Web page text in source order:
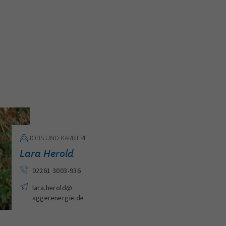
JOBS UND KARRIERE
Lara Herold
02261 3003-936
lara.herold@
aggerenergie.de